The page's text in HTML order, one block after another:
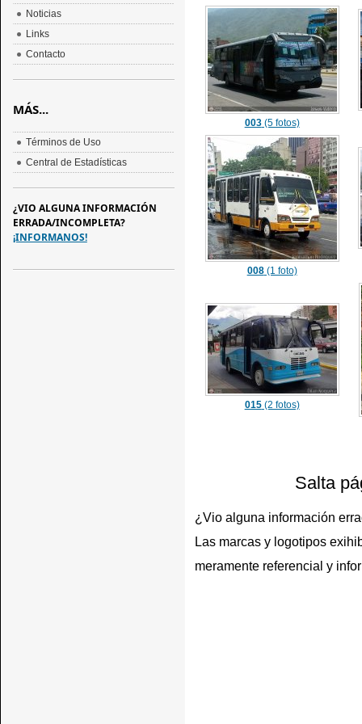
003(5 fotos)
008(1 foto)
015(2 fotos)
Salta
¿Vio alguna información
Las marcas y logotipos
meramente referencial y
Noticias
Links
Contacto
MÁS...
Términos de Uso
Central de Estadísticas
¿VIO ALGUNA INFORMACIÓN
ERRADA/INCOMPLETA?
¡INFORMANOS!